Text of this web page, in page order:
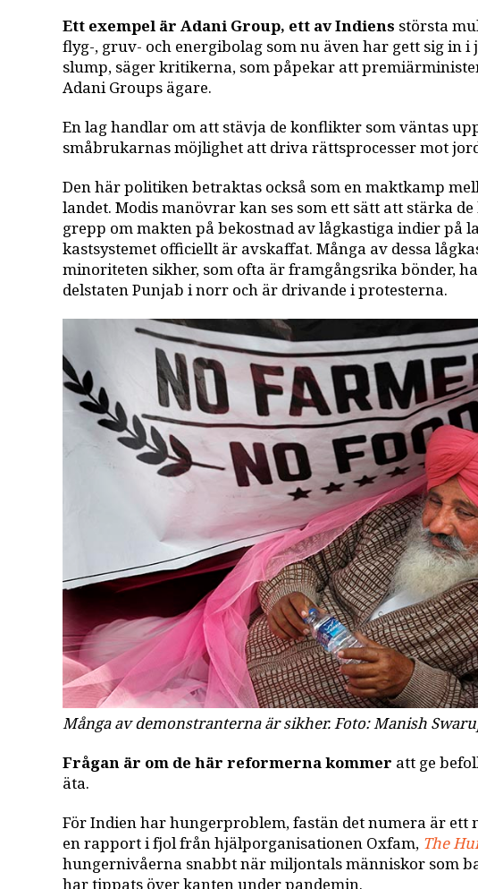
Ett exempel är Adani Group, ett av Indiens största
flyg-, gruv- och energibolag som nu även har gett sig in
slump, säger kritikerna, som påpekar att
Adani Groups ägare.
En lag handlar om att stävja de konflikter som väntas
småbrukarnas möjlighet att driva rättsprocesser mot
Den här politiken betraktas också som en maktkamp
landet. Modis manövrar kan ses som ett sätt att stärka
grepp om makten på bekostnad av lågkastiga indier på
kastsystemet officiellt är avskaffat. Många av dessa
minoriteten sikher, som ofta är framgångsrika bönder,
delstaten Punjab i norr och är drivande i protesterna.
Många av demonstranterna är sikher. Foto:Manish
Frågan är om de här reformerna kommer att ge
äta.
För Indien har hungerproblem, fastän det numera är ett
en rapport i fjol från hjälporganisationen Oxfam, The
hungernivåerna snabbt när miljontals människor som
har tippats över kanten under pandemin.